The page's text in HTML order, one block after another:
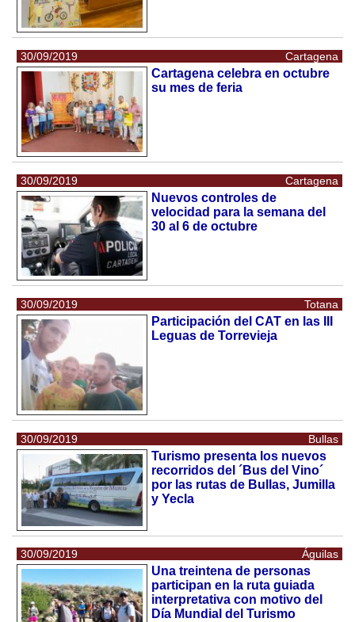
30/09/2019 Cartagena
Cartagena celebra en octubre
su mes de feria
30/09/2019 Cartagena
Nuevos controles de
velocidad para la semana del
30 al 6 de octubre
30/09/2019 Totana
Participación del CAT en las III
Leguas de Torrevieja
30/09/2019 Bullas
Turismo presenta los nuevos
recorridos del ´Bus del Vino´
por las rutas de Bullas, Jumilla
y Yecla
30/09/2019 Águilas
Una treintena de personas
participan en la ruta guiada
interpretativa con motivo del
Día Mundial del Turismo